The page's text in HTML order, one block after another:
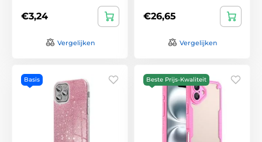
€3,24
Vergelijken
€26,65
Vergelijken
Basis Beste Prijs-Kwaliteit